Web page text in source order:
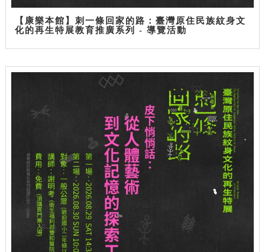
【康樂本館】刺一條回家的路：臺灣原住民族紋身文
化的再生特展教育推廣系列 - 導覽活動